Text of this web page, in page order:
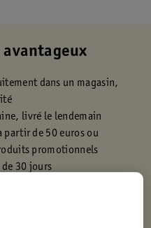
dans un magasin,
livré le lendemain
partir de 50 euros ou
promotionnels
30 jours